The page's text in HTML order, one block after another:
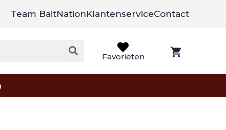
Team BaitNationKlantenserviceContact
Favorieten